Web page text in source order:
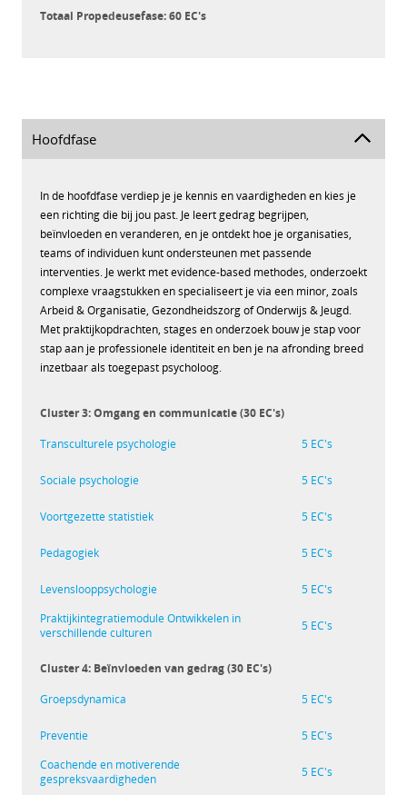
Totaal Propedeusefase: 60 EC's
Hoofdfase
In de hoofdfase verdiep je je kennis en vaardigheden en kies je
een richting die bij jou past. Je leert gedrag begrijpen,
beïnvloeden en veranderen, en je ontdekt hoe je organisaties,
teams of individuen kunt ondersteunen met passende
interventies. Je werkt met evidence-based methodes, onderzoekt
complexe vraagstukken en specialiseert je via een minor, zoals
Arbeid & Organisatie, Gezondheidszorg of Onderwijs & Jeugd.
Met praktijkopdrachten, stages en onderzoek bouw je stap voor
stap aan je professionele identiteit en ben je na afronding breed
inzetbaar als toegepast psycholoog.
Cluster 3: Omgang en communicatie (30 EC's)
Transculturele psychologie
5 EC's
Sociale psychologie 5 EC's
Voortgezette statistiek 5 EC's
Pedagogiek 5 EC's
Levenslooppsychologie
5 EC's
Praktijkintegratiemodule Ontwikkelen in
verschillende culturen
5 EC's
Cluster 4: Beïnvloeden van gedrag (30 EC's)
Groepsdynamica
5 EC's
Preventie
5 EC's
Coachende en motiverende
gespreksvaardigheden
5 EC's